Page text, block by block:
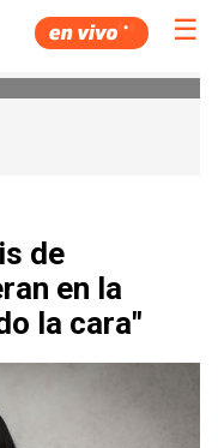
☰
de
en la
la cara"